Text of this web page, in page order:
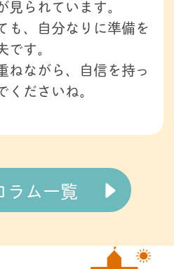
られています。
も、自分なりに準備を
す。
ねながら、自信を持っ
ださいね。
ラム一覧